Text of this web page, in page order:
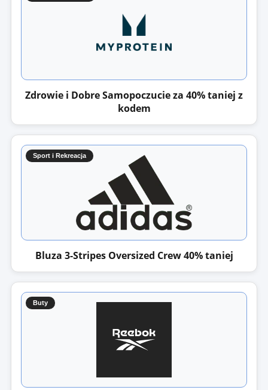
Zdrowie i Dobre Samopoczucie za 40% taniej z
kodem
Sport i Rekreacja
Bluza 3-Stripes Oversized Crew 40% taniej
Buty